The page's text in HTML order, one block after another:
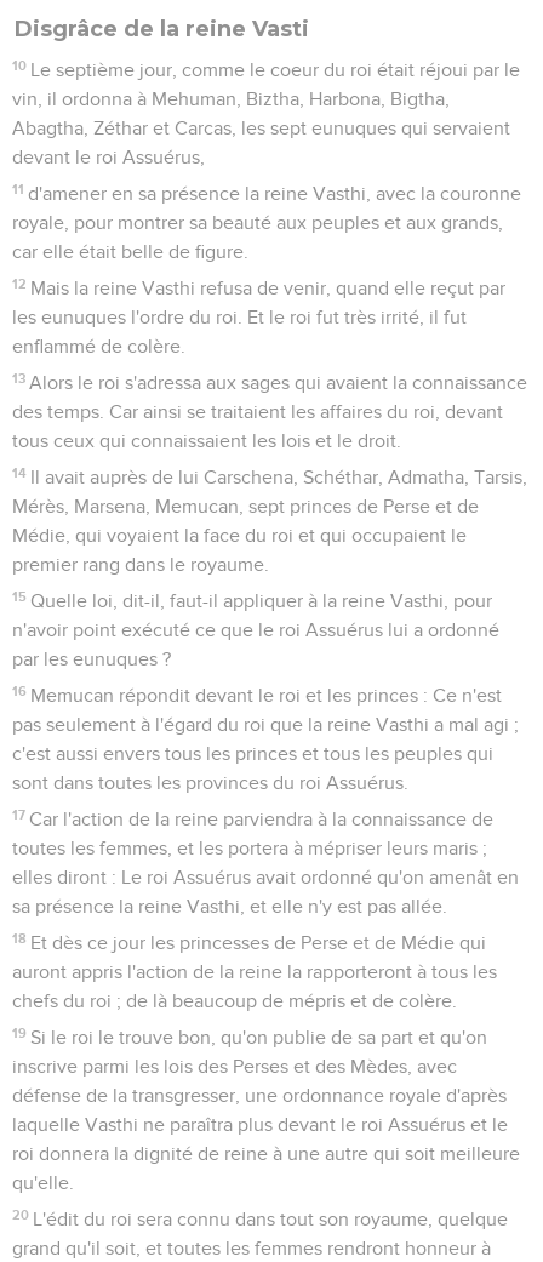
Disgrâce de la reine Vasti
10 Le septième jour, comme le coeur du roi était réjoui par le
vin, il ordonna à Mehuman, Biztha, Harbona, Bigtha,
Abagtha, Zéthar et Carcas, les sept eunuques qui servaient
devant le roi Assuérus,
11 d'amener en sa présence la reine Vasthi, avec la couronne
royale, pour montrer sa beauté aux peuples et aux grands,
car elle était belle de figure.
12 Mais la reine Vasthi refusa de venir, quand elle reçut par
les eunuques l'ordre du roi. Et le roi fut très irrité, il fut
enflammé de colère.
13 Alors le roi s'adressa aux sages qui avaient la connaissance
des temps. Car ainsi se traitaient les affaires du roi, devant
tous ceux qui connaissaient les lois et le droit.
14 Il avait auprès de lui Carschena, Schéthar, Admatha, Tarsis,
Mérès, Marsena, Memucan, sept princes de Perse et de
Médie, qui voyaient la face du roi et qui occupaient le
premier rang dans le royaume.
15 Quelle loi, dit-il, faut-il appliquer à la reine Vasthi, pour
n'avoir point exécuté ce que le roi Assuérus lui a ordonné
par les eunuques ?
16 Memucan répondit devant le roi et les princes : Ce n'est
pas seulement à l'égard du roi que la reine Vasthi a mal agi ;
c'est aussi envers tous les princes et tous les peuples qui
sont dans toutes les provinces du roi Assuérus.
17 Car l'action de la reine parviendra à la connaissance de
toutes les femmes, et les portera à mépriser leurs maris ;
elles diront : Le roi Assuérus avait ordonné qu'on amenât en
sa présence la reine Vasthi, et elle n'y est pas allée.
18 Et dès ce jour les princesses de Perse et de Médie qui
auront appris l'action de la reine la rapporteront à tous les
chefs du roi ; de là beaucoup de mépris et de colère.
19 Si le roi le trouve bon, qu'on publie de sa part et qu'on
inscrive parmi les lois des Perses et des Mèdes, avec
défense de la transgresser, une ordonnance royale d'après
laquelle Vasthi ne paraîtra plus devant le roi Assuérus et le
roi donnera la dignité de reine à une autre qui soit meilleure
qu'elle.
20 L'édit du roi sera connu dans tout son royaume, quelque
grand qu'il soit, et toutes les femmes rendront honneur à